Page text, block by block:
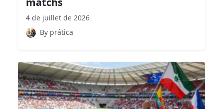
4 de juillet de 2026
By prática